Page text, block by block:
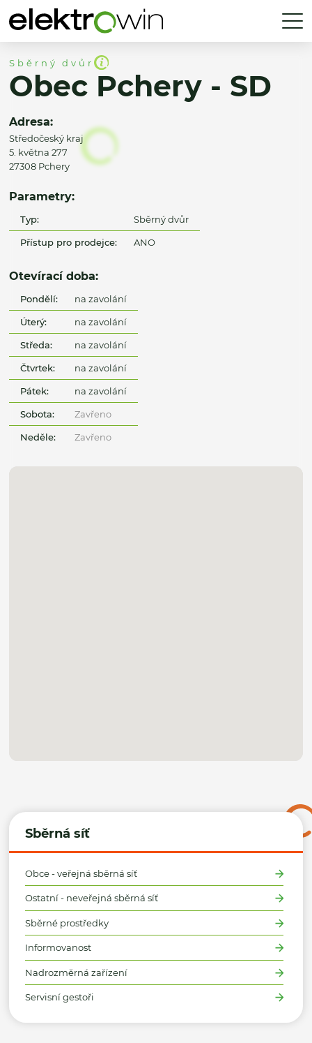
Sběrná síť
Obce - veřejná sběrná síť
Ostatní - neveřejná sběrná síť
Sběrné prostředky
Informovanost
Nadrozměrná zařízení
Servisní gestoři
Sběrný dvůr
Obec Pchery - SD
Adresa:
Středočeský kraj
5. května 277
27308 Pchery
Parametry:
Typ: Sběrný dvůr
Přístup pro prodejce: ANO
Otevírací doba:
Pondělí: na zavolání
Úterý: na zavolání
Středa: na zavolání
Čtvrtek: na zavolání
Pátek: na zavolání
Sobota: Zavřeno
Neděle: Zavřeno